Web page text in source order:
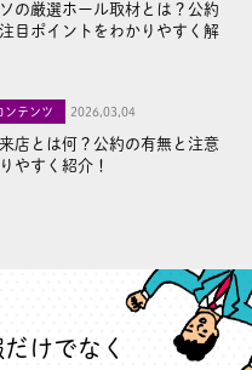
の厳選ホール取材とは？公約
目ポイントをわかりやすく解
ンテンツ 2026,03,04
店とは何？公約の有無と注意
やすく紹介！
けでなく